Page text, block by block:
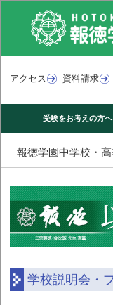
アクセス 資料請求
受験をお考えの方へ
報徳学園中学校・
学校説明会・